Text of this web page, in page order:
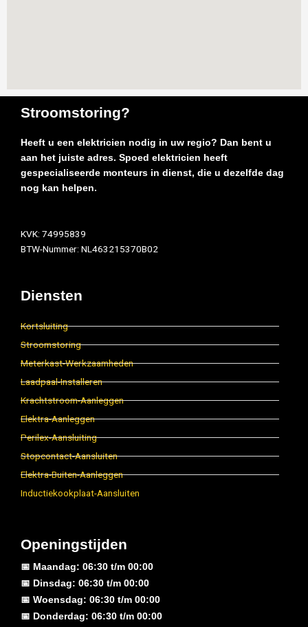
Stroomstoring?
Heeft u een elektricien nodig in uw regio? Dan bent u
aan het juiste adres. Spoed elektricien heeft
gespecialiseerde monteurs in dienst, die u dezelfde dag
nog kan helpen.
KVK: 74995839
BTW-Nummer: NL463215370B02
Diensten
Kortsluiting
Stroomstoring
Meterkast-Werkzaamheden
Laadpaal-Installeren
Krachtstroom-Aanleggen
Elektra-Aanleggen
Perilex-Aansluiting
Stopcontact-Aansluiten
Elektra-Buiten-Aanleggen
Inductiekookplaat-Aansluiten
Openingstijden
📅 Maandag: 06:30 t/m 00:00
📅 Dinsdag: 06:30 t/m 00:00
📅 Woensdag: 06:30 t/m 00:00
📅 Donderdag: 06:30 t/m 00:00